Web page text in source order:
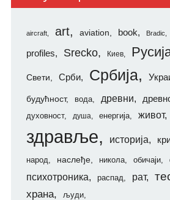
aircraft art aviation book Bradic
profiles Srecko Киев
Свети Срби Србија
будућност вода древни
духовност душа енергија живот
здравље историја
народ наслеђе никола обичаји
психотроника распад рат
храна људи